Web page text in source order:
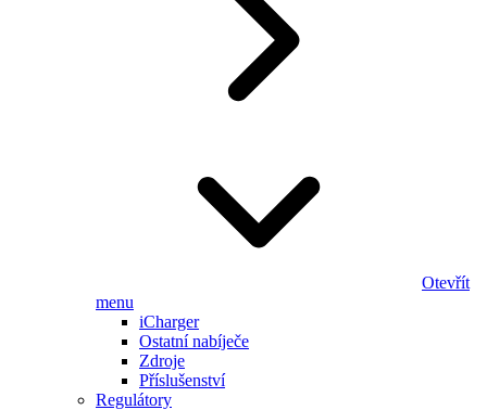
Otevřít
menu
iCharger
Ostatní nabíječe
Zdroje
Příslušenství
Regulátory